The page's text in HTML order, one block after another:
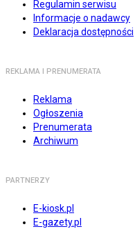
Regulamin serwisu
Informacje o nadawcy
Deklaracja dostępności
REKLAMA I PRENUMERATA
Reklama
Ogłoszenia
Prenumerata
Archiwum
PARTNERZY
E-kiosk.pl
E-gazety.pl